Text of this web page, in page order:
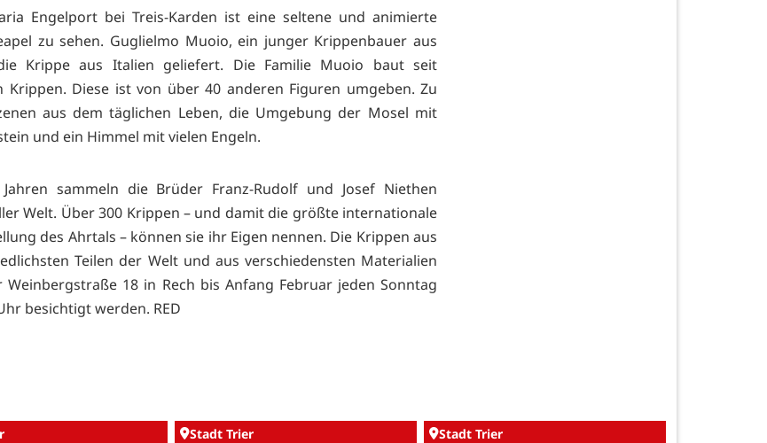
Engelport bei Treis-Karden ist eine seltene und animierte
zu sehen. Guglielmo Muoio, ein junger Krippenbauer aus
Krippe aus Italien geliefert. Die Familie Muoio baut seit
Krippen. Diese ist von über 40 anderen Figuren umgeben. Zu
aus dem täglichen Leben, die Umgebung der Mosel mit
und ein Himmel mit vielen Engeln.
sammeln die Brüder Franz-Rudolf und Josef Niethen
Welt. Über 300 Krippen – und damit die größte internationale
des Ahrtals – können sie ihr Eigen nennen. Die Krippen aus
Teilen der Welt und aus verschiedensten Materialien
18 in Rech bis Anfang Februar jeden Sonntag
besichtigt werden. RED
Stadt Trier Stadt Trier